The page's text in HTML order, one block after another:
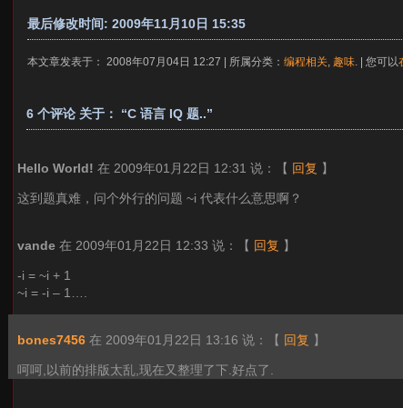
最后修改时间: 2009年11月10日 15:35
本文章发表于： 2008年07月04日 12:27 | 所属分类：编程相关 趣味 . | 您可以
6 个评论 关于： “C 语言 IQ 题..”
Hello World! 在 2009年01月22日 12:31 说： 【 回复 】
这到题真难，问个外行的问题 ~i 代表什么意思啊？
vande 在 2009年01月22日 12:33 说： 【 回复 】
-i = ~i + 1
~i = -i – 1….
bones7456 在 2009年01月22日 13:16 说： 【 回复 】
呵呵,以前的排版太乱,现在又整理了下.好点了.